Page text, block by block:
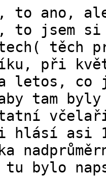
to ano,
to jsem
těch
při
letos, co
tam byly
hlásí asi
bylo